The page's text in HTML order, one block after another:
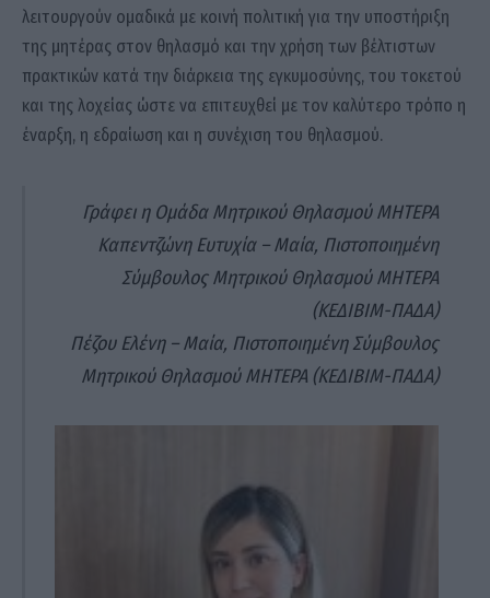
λειτουργούν ομαδικά με κοινή πολιτική για την υποστήριξη
της μητέρας στον θηλασμό και την χρήση των βέλτιστων
πρακτικών κατά την διάρκεια της εγκυμοσύνης, του τοκετού
και της λοχείας ώστε να επιτευχθεί με τον καλύτερο τρόπο η
έναρξη, η εδραίωση και η συνέχιση του θηλασμού.
Γράφει η Ομάδα Μητρικού Θηλασμού ΜΗΤΕΡΑ
Καπεντζώνη Ευτυχία – Μαία, Πιστοποιημένη
Σύμβουλος Μητρικού Θηλασμού ΜΗΤΕΡΑ
(ΚΕΔΙΒΙΜ-ΠΑΔΑ)
Πέζου Ελένη – Μαία, Πιστοποιημένη Σύμβουλος
Μητρικού Θηλασμού ΜΗΤΕΡΑ (ΚΕΔΙΒΙΜ-ΠΑΔΑ)